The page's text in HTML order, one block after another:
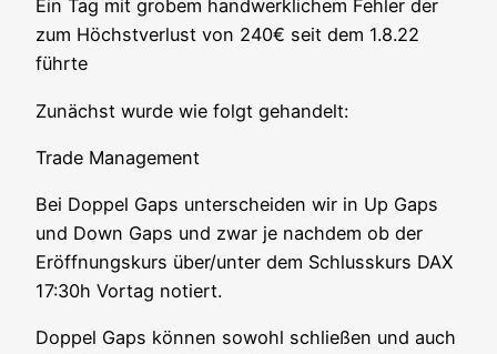
Ein Tag mit gro­bem hand­werk­li­chem Feh­ler der
zum Höchst­ver­lust von 240€ seit dem 1.8.22
führte
Zunächst wur­de wie folgt gehandelt:
Trade Manage­ment
Bei Dop­pel Gaps unter­schei­den wir in Up Gaps
und Down Gaps und zwar je nach­dem ob der
Eröff­nungs­kurs über/unter dem Schluss­kurs DAX
17:30h Vor­tag notiert.
Dop­pel Gaps kön­nen sowohl schlie­ßen und auch